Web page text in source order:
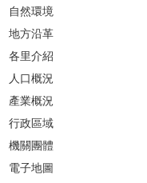
自然環境
地方沿革
各里介紹
人口概況
產業概況
行政區域
機關團體
電子地圖